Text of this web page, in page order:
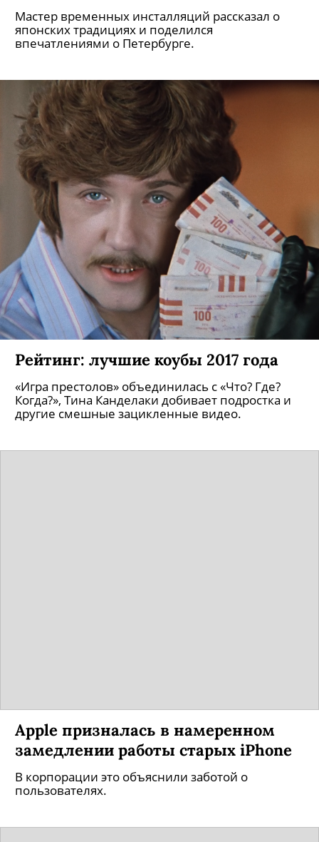
Мастер временных инсталляций рассказал о
японских традициях и поделился
впечатлениями о Петербурге.
Рейтинг: лучшие коубы 2017 года
«Игра престолов» объединилась с «Что? Где?
Когда?», Тина Канделаки добивает подростка и
другие смешные зацикленные видео.
Apple призналась в намеренном
замедлении работы старых iPhone
В корпорации это объяснили заботой о
пользователях.